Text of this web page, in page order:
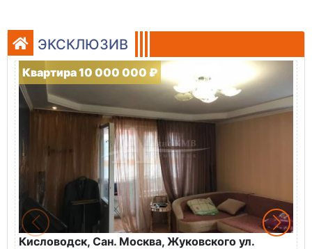
ЭКСКЛЮЗИВ
Квартира 10 000 000 ₽
Кисловодск, Сан. Москва, Жуковского ул.